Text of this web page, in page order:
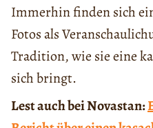
Immerhin finden sich
Fotos als
Tradition, wie sie eine
sich bringt.
Lest auch bei Novastan: